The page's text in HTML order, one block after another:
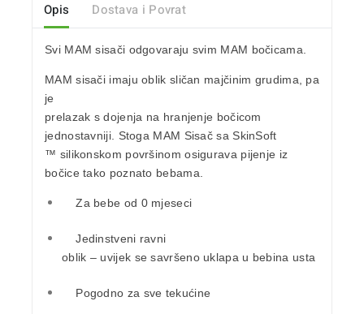
Opis Dostava i Povrat
Svi MAM sisači odgovaraju svim MAM bočicama.
MAM sisači imajuoblik sličan majčinim grudima , pa
je
prelazak s dojenja na hranjenje bočicom
jednostavniji. Stoga MAM Sisač sa SkinSoft
™ silikonskom površinomosigurava pijenje iz
bočice tako poznato bebama.
Za bebe od 0 mjeseci
Jedinstveni ravni
oblik – uvijek se savršeno uklapa u bebina usta
Pogodno za sve tekućine